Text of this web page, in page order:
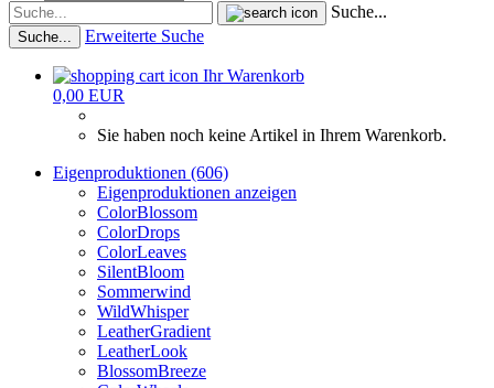
Suche...
Suche... Erweiterte Suche
Ihr Warenkorb
0,00 EUR
Sie haben noch keine Artikel in Ihrem Warenkorb.
Eigenproduktionen (606)
Eigenproduktionen anzeigen
ColorBlossom
ColorDrops
ColorLeaves
SilentBloom
Sommerwind
WildWhisper
LeatherGradient
LeatherLook
BlossomBreeze